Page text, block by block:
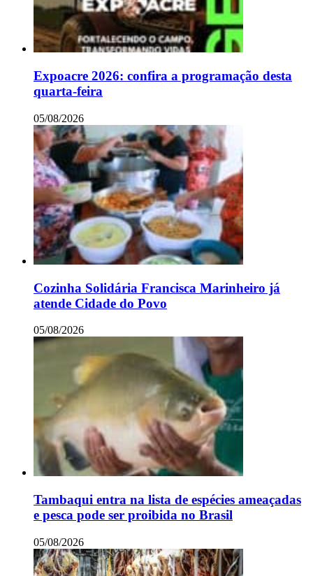
Expoacre 2026: confira a programação desta
quarta-feira
05/08/2026
Cozinha Solidária Francisca Marinheiro já
atende Cidade do Povo
05/08/2026
Tambaqui entra na lista de espécies ameaçadas
e pesca pode ser proibida no Brasil
05/08/2026